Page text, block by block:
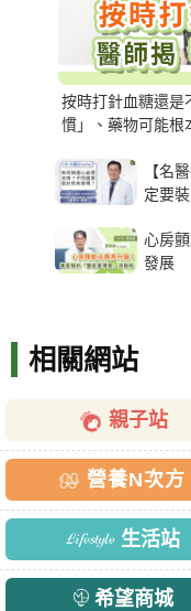
按時打針血糖還是
慣」、藥物可能根
【名
定要
心房
發展
相關網站
親子站
營養N次方
生活站
希望商城